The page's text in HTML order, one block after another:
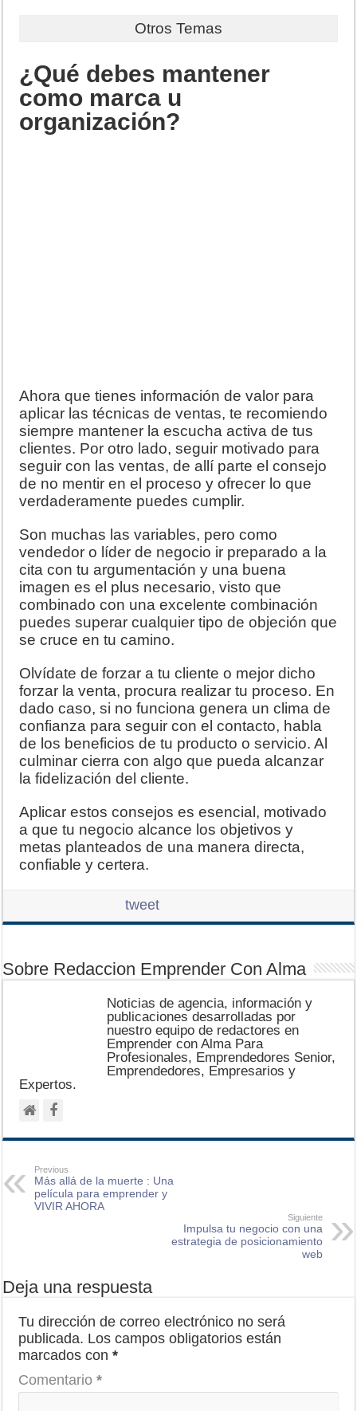
Otros Temas
¿Qué debes mantener
como marca u
organización?
Ahora que tienes información de valor para
aplicar las técnicas de ventas, te recomiendo
siempre mantener la escucha activa de tus
clientes. Por otro lado, seguir motivado para
seguir con las ventas, de allí parte el consejo
de no mentir en el proceso y ofrecer lo que
verdaderamente puedes cumplir.
Son muchas las variables, pero como
vendedor o líder de negocio ir preparado a la
cita con tu argumentación y una buena
imagen es el plus necesario, visto que
combinado con una excelente combinación
puedes superar cualquier tipo de objeción que
se cruce en tu camino.
Olvídate de forzar a tu cliente o mejor dicho
forzar la venta, procura realizar tu proceso. En
dado caso, si no funciona genera un clima de
confianza para seguir con el contacto, habla
de los beneficios de tu producto o servicio. Al
culminar cierra con algo que pueda alcanzar
la fidelización del cliente.
Aplicar estos consejos es esencial, motivado
a que tu negocio alcance los objetivos y
metas planteados de una manera directa,
confiable y certera.
tweet
Sobre Redaccion Emprender Con Alma
Noticias de agencia, información y
publicaciones desarrolladas por
nuestro equipo de redactores en
Emprender con Alma Para
Profesionales, Emprendedores Senior,
Emprendedores, Empresarios y
Expertos.
Previous
Más allá de la muerte : Una
película para emprender y
VIVIR AHORA
Siguiente
Impulsa tu negocio con una
estrategia de posicionamiento
web
Deja una respuesta
Tu dirección de correo electrónico no será
publicada. Los campos obligatorios están
marcados con*
Comentario*